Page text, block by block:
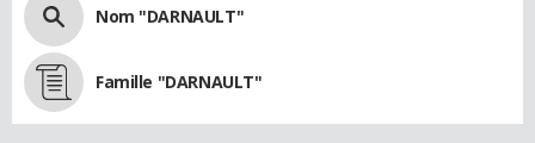
Nom "DARNAULT"
Famille "DARNAULT"